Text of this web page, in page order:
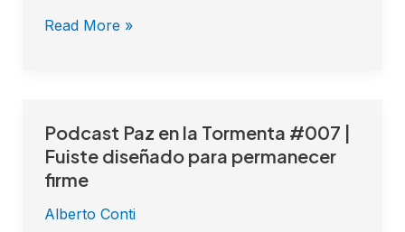
Read More »
Podcast Paz en la Tormenta #007 |
Fuiste diseñado para permanecer
firme
Alberto Conti
Podcast
Paz
en
Tormenta